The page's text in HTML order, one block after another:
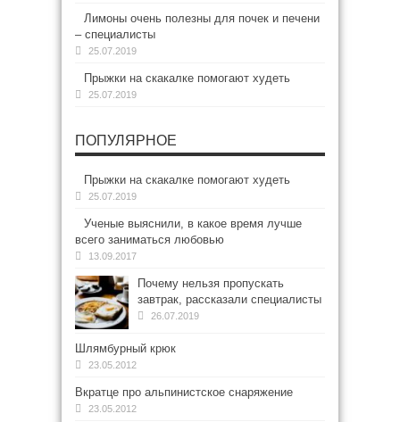
Лимоны очень полезны для почек и печени
– специалисты
25.07.2019
Прыжки на скакалке помогают худеть
25.07.2019
ПОПУЛЯРНОЕ
Прыжки на скакалке помогают худеть
25.07.2019
Ученые выяснили, в какое время лучше
всего заниматься любовью
13.09.2017
Почему нельзя пропускать
завтрак, рассказали специалисты
26.07.2019
Шлямбурный крюк
23.05.2012
Вкратце про альпинистское снаряжение
23.05.2012